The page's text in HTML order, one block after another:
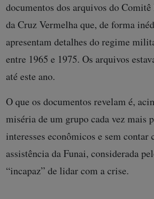
documentos dos arquivos do
da Cruz Vermelha que, de forma
apresentam detalhes do regime
entre 1965 e 1975. Os arquivos
até este ano.
O que os documentos revelam é,
miséria de um grupo cada vez mais
interesses econômicos e sem contar
assistência da Funai, considerada
“incapaz” de lidar com a crise.